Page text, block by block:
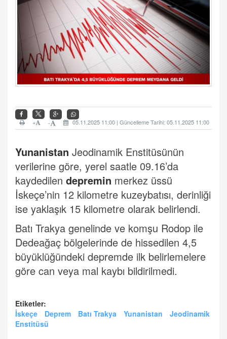
05.11.2025 11:00 | Güncelleme Tarihi: 05.11.2025 11:00
-
+
Yunanistan Jeodinamik Enstitüsünün
verilerine göre, yerel saatle 09.16’da
kaydedilen depremin merkez üssü
İskeçe’nin 12 kilometre kuzeybatısı, derinliği
ise yaklaşık 15 kilometre olarak belirlendi.
Batı Trakya genelinde ve komşu Rodop ile
Dedeağaç bölgelerinde de hissedilen 4,5
büyüklüğündeki depremde ilk belirlemelere
göre can veya mal kaybı bildirilmedi.
Etiketler:
İskeçe
Deprem Batı Trakya Yunanistan
Jeodinamik
Enstitüsü